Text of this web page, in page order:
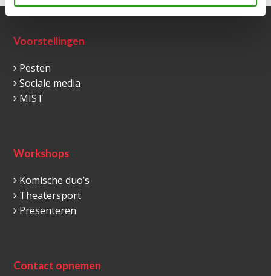
Voorstellingen
Pesten
Sociale media
MIST
Workshops
Komische duo’s
Theatersport
Presenteren
Contact opnemen